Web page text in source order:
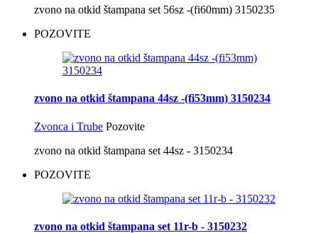
zvono na otkid štampana set 56sz -(fi60mm) 3150235
POZOVITE
zvono na otkid štampana 44sz -(fi53mm) 3150234
Zvonca i Trube Pozovite
zvono na otkid štampana set 44sz - 3150234
POZOVITE
zvono na otkid štampana set 11r-b - 3150232